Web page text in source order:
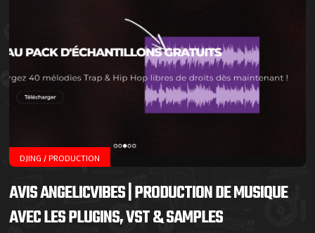
DJING / PRODUCTION
AVIS ANGELICVIBES | PRODUCTION DE MUSIQUE
AVEC LES PLUGINS, VST & SAMPLES